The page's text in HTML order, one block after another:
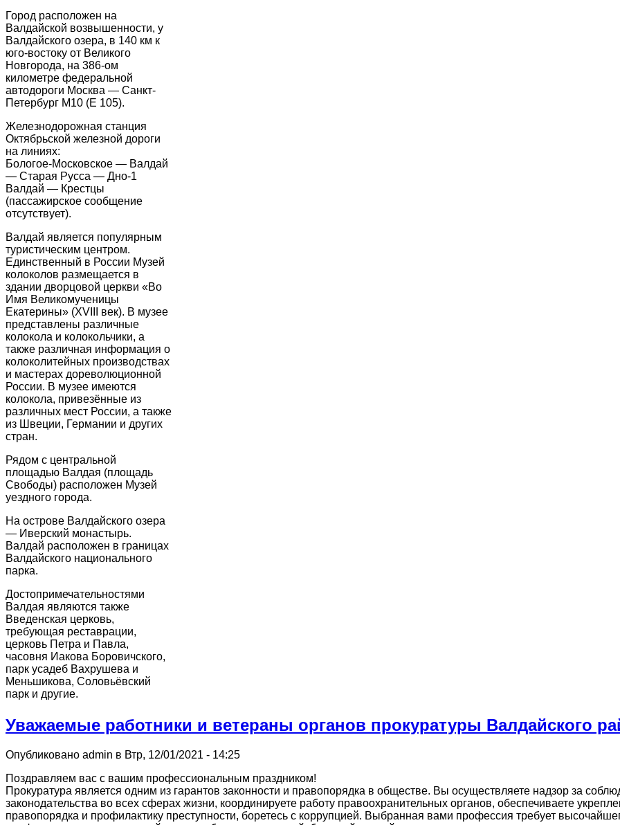
Город расположен на
Валдайской возвышенности, у
Валдайского озера, в 140 км к
юго-востоку от Великого
Новгорода, на 386-ом
километре федеральной
автодороги Москва — Санкт-
Петербург М10 (E 105).
Железнодорожная станция
Октябрьской железной дороги
на линиях:
Бологое-Московское — Валдай
— Старая Русса — Дно-1
Валдай — Крестцы
(пассажирское сообщение
отсутствует).
Валдай является популярным
туристическим центром.
Единственный в России Музей
колоколов размещается в
здании дворцовой церкви «Во
Имя Великомученицы
Екатерины» (XVIII век). В музее
представлены различные
колокола и колокольчики, а
также различная информация о
колоколитейных производствах
и мастерах дореволюционной
России. В музее имеются
колокола, привезённые из
различных мест России, а также
из Швеции, Германии и других
стран.
Рядом с центральной
площадью Валдая (площадь
Свободы) расположен Музей
уездного города.
На острове Валдайского озера
— Иверский монастырь.
Валдай расположен в границах
Валдайского национального
парка.
Достопримечательностями
Валдая являются также
Введенская церковь,
требующая реставрации,
церковь Петра и Павла,
часовня Иакова Боровичского,
парк усадеб Вахрушева и
Меньшикова, Соловьёвский
парк и другие.
Уважаемые работники и ветераны органов прокуратуры Валдайского
Опубликовано admin в Втр, 12/01/2021 - 14:25
Поздравляем вас с вашим профессиональным праздником!
Прокуратура является одним из гарантов законности и правопорядка в обществе. Вы осуществляете надзор за
законодательства во всех сферах жизни, координируете работу правоохранительных органов, обеспечиваете
правопорядка и профилактику преступности, боретесь с коррупцией. Выбранная вами профессия требует